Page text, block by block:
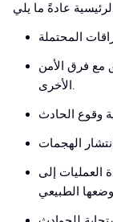
مع فرق الأمن
الأخرى.
العمليات إلى